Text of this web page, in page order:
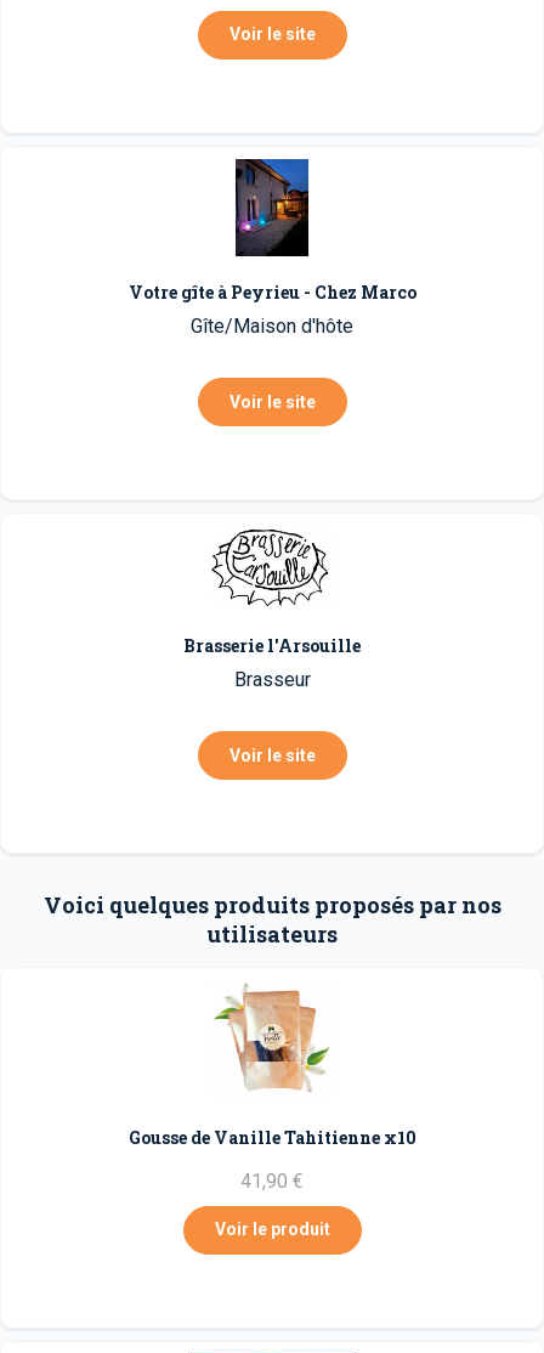
Voir le site
Votre gîte à Peyrieu - Chez Marco
Gîte/Maison d'hôte
Voir le site
Brasserie l'Arsouille
Brasseur
Voir le site
Voici quelques produits proposés par nos
utilisateurs
Gousse de Vanille Tahitienne x10
41,90 €
Voir le produit